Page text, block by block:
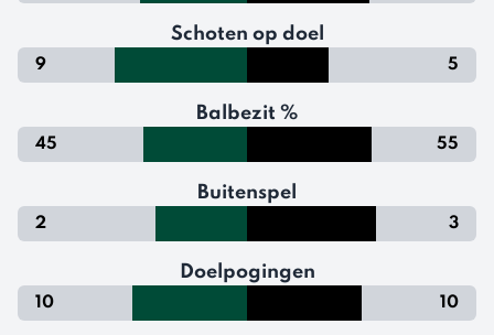
Schoten op doel
9 5
Balbezit %
45 55
Buitenspel
2 3
Doelpogingen
10 10